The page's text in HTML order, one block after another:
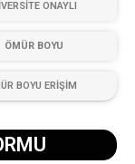
ONAYLI
ÖMÜR BOYU
BOYU ERİŞİM